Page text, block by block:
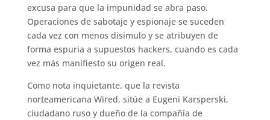
excusa para que la impunidad se abra paso.
Operaciones de sabotaje y espionaje se suceden
cada vez con menos disimulo y se atribuyen de
forma espuria a supuestos hackers, cuando es cada
vez más manifiesto su origen real.
Como nota inquietante, que la revista
norteamericana Wired, sitúe a Eugeni Karsperski,
ciudadano ruso y dueño de la compañía de